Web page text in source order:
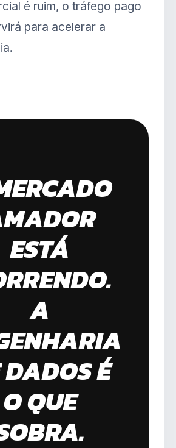
é ruim, o tráfego pago
para acelerar a
ESTÁ
A
É
O QUE